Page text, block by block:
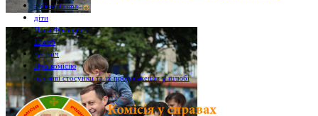
radiovaticana
діти
Папа Франциск
Шлюб
зустріч
Про комісію
щасливі стосунки та їх продовження у шлюбі